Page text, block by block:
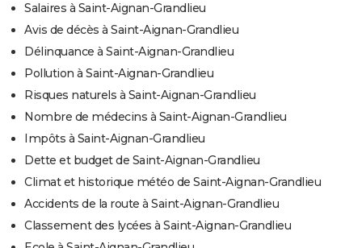
Salaires à Saint-Aignan-Grandlieu
Avis de décès à Saint-Aignan-Grandlieu
Délinquance à Saint-Aignan-Grandlieu
Pollution à Saint-Aignan-Grandlieu
Risques naturels à Saint-Aignan-Grandlieu
Nombre de médecins à Saint-Aignan-Grandlieu
Impôts à Saint-Aignan-Grandlieu
Dette et budget de Saint-Aignan-Grandlieu
Climat et historique météo de Saint-Aignan-Grandlieu
Accidents de la route à Saint-Aignan-Grandlieu
Classement des lycées à Saint-Aignan-Grandlieu